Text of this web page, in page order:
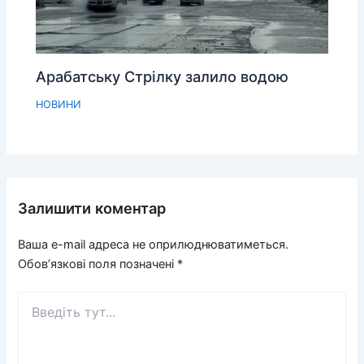
Арабатську Стрілку залило водою
НОВИНИ
Залишити коментар
Ваша e-mail адреса не оприлюднюватиметься.
Обов’язкові поля позначені *
тут...